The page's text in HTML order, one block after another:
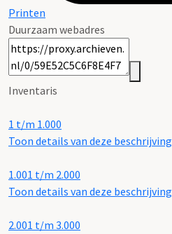
Printen
Duurzaam webadres
Inventaris
1 t/m 1.000
Toon details van deze beschrijving
1.001 t/m 2.000
Toon details van deze beschrijving
2.001 t/m 3.000